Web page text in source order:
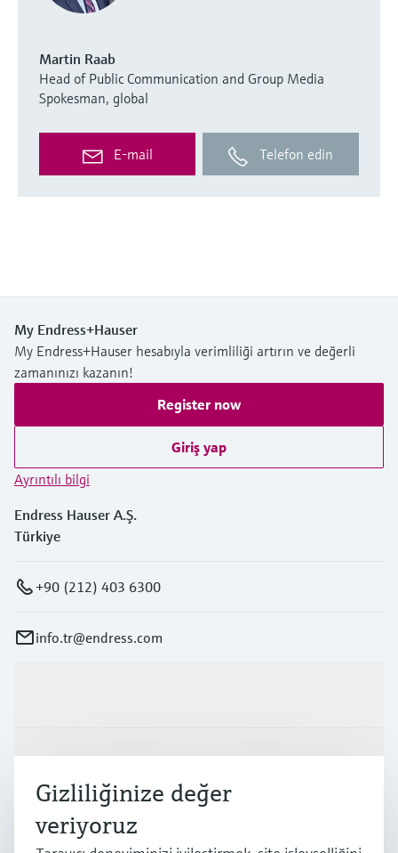
Martin Raab
Head of Public Communication and Group Media
Spokesman, global
E-mail Telefon edin
My Endress+Hauser
My Endress+Hauser hesabıyla verimliliği artırın ve değerli
zamanınızı kazanın!
Register now
Giriş yap
Ayrıntılı bilgi
Endress Hauser A.Ş.
Türkiye
+90 (212) 403 6300
info.tr@endress.com
Endüstriler
Destek
Gizliliğinize değer
veriyoruz